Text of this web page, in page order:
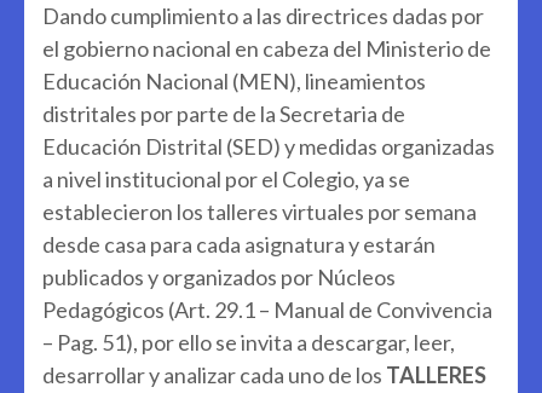
Dando cumplimiento a las directrices dadas por
el gobierno nacional en cabeza del Ministerio de
Educación Nacional (MEN), lineamientos
distritales por parte de la Secretaria de
Educación Distrital (SED) y medidas organizadas
a nivel institucional por el Colegio, ya se
establecieron los talleres virtuales por semana
desde casa para cada asignatura y estarán
publicados y organizados por Núcleos
Pedagógicos (Art. 29.1 – Manual de Convivencia
– Pag. 51), por ello se invita a descargar, leer,
desarrollar y analizar cada uno de los TALLERES